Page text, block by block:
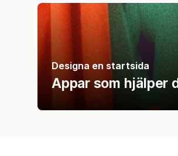
Designa en startsida
Appar som hjälper